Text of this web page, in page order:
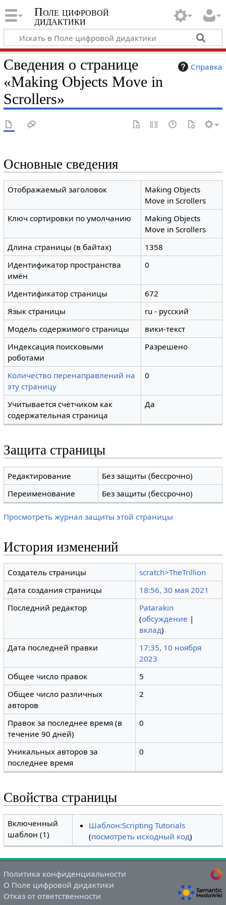
Поле цифровой
дидактики
Справка
Сведения о странице
«Making Objects Move in
Scrollers»
Основные сведения
Отображаемый заголовок
Making Objects
Move in Scrollers
Ключ сортировки по умолчанию
Making Objects
Move in Scrollers
Длина страницы (в байтах)
1358
Идентификатор пространства
имён
0
Идентификатор страницы
672
Язык страницы
ru - русский
Модель содержимого страницы
вики-текст
Индексация поисковыми
роботами
Разрешено
Количество перенаправлений на
эту страницу
0
Учитывается счётчиком как
содержательная страница
Да
Защита страницы
Редактирование
Без защиты (бессрочно)
Переименование
Без защиты (бессрочно)
Просмотреть журнал защиты этой страницы
История изменений
Создатель страницы
scratch>TheTrillion
Дата создания страницы
18:56, 30 мая 2021
Последний редактор
Patarakin
(обсуждение |
вклад)
Дата последней правки
17:35, 10 ноября
2023
Общее число правок
5
Общее число различных
авторов
2
Правок за последнее время (в
течение 90 дней)
0
Уникальных авторов за
последнее время
0
Свойства страницы
Включенный
шаблон (1)
Шаблон:Scripting Tutorials
(посмотреть исходный код)
Политика конфиденциальности
О Поле цифровой дидактики
Отказ от ответственности